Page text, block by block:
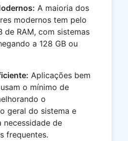
A maioria dos
modernos tem pelo
de RAM, com sistemas
a 128 GB ou
Aplicações bem
o mínimo de
o
geral do sistema e
necessidade de
frequentes.